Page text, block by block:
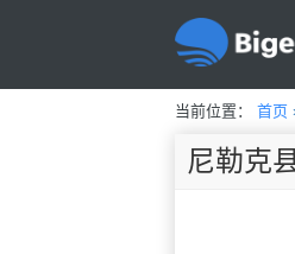
当前位置： 首页
尼勒克